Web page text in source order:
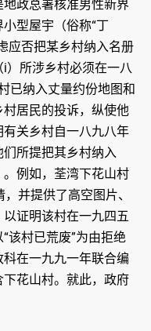
地政总署核准男性新界
型屋宇（俗称“丁
应否把某乡村纳入名册
）所涉乡村必须在一八
已纳入丈量约份地图和
居民的投诉，纵使他
关乡村自一八九八年
所提把其乡村纳入
。例如，荃湾下花山村
并提供了高空图片、
证明该村在一九四五
该村已荒废”为由拒绝
在一九九一年联合编
花山村。就此，政府